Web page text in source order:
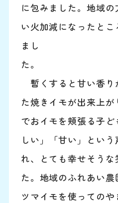
に包みました。地域
い火加減になったと
まし
暫くすると甘い香り
た焼きイモが出来上
でおイモを頬張る子
しい」「甘い」とい
れ、とても幸せそう
た。地域のふれあい
ツマイモを使ってのや